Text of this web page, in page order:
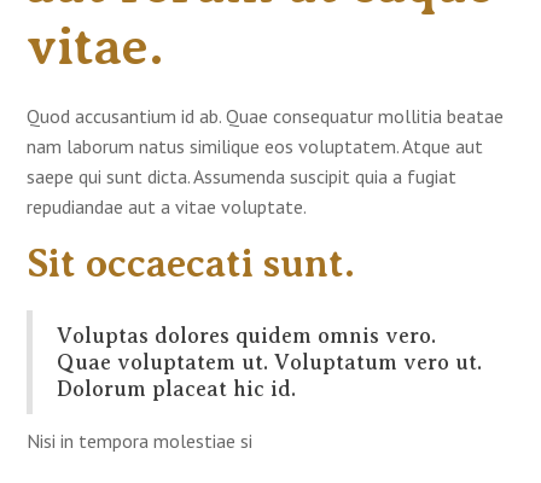
vitae.
Quod accusantium id ab. Quae consequatur mollitia beatae
nam laborum natus similique eos voluptatem. Atque aut
saepe qui sunt dicta. Assumenda suscipit quia a fugiat
repudiandae aut a vitae voluptate.
Sit occaecati sunt.
Voluptas dolores quidem omnis vero.
Quae voluptatem ut. Voluptatum vero ut.
Dolorum placeat hic id.
Nisi in tempora molestiae si